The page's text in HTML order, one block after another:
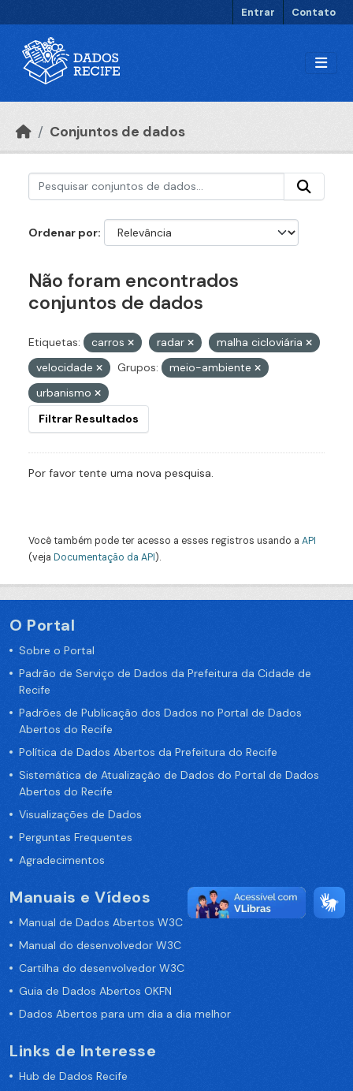
Entrar Contato
Conjuntos de dados
Ordenar por
Não foram encontrados
conjuntos de dados
Etiquetas: carros radar
malha cicloviária
velocidade
Grupos:
meio-ambiente
urbanismo
Filtrar Resultados
Por favor tente uma nova pesquisa.
Você também pode ter acesso a esses registros usando a API
(veja Documentação da API).
O Portal
Sobre o Portal
Padrão de Serviço de Dados da Prefeitura da Cidade de
Recife
Padrões de Publicação dos Dados no Portal de Dados
Abertos do Recife
Política de Dados Abertos da Prefeitura do Recife
Sistemática de Atualização de Dados do Portal de Dados
Abertos do Recife
Visualizações de Dados
Perguntas Frequentes
Agradecimentos
Manuais e Vídeos
Manual de Dados Abertos W3C
Manual do desenvolvedor W3C
Cartilha do desenvolvedor W3C
Guia de Dados Abertos OKFN
Dados Abertos para um dia a dia melhor
Links de Interesse
Hub de Dados Recife